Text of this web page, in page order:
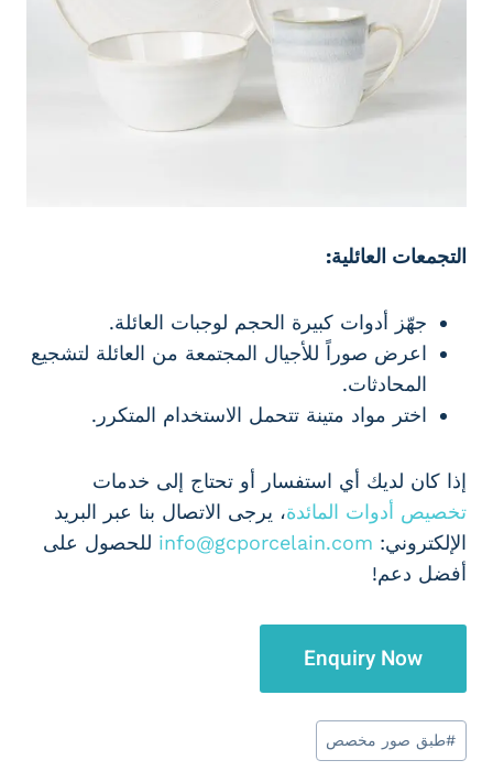
التجمعات العائلية:
جهّز أدوات كبيرة الحجم لوجبات العائلة.
اعرض صوراً للأجيال المجتمعة من العائلة لتشجيع
المحادثات.
اختر مواد متينة تتحمل الاستخدام المتكرر.
إذا كان لديك أي استفسار أو تحتاج إلى خدمات
تخصيص أدوات المائدة، يرجى الاتصال بنا عبر البريد
الإلكتروني: info@gcporcelain.com للحصول على
أفضل دعم!
Enquiry Now
وسوم
المقال:
#طبق صور مخصص